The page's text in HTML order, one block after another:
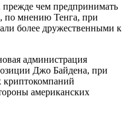
чем предпринимать
по мнению Тенга, при
более дружественными к
администрация
Джо Байдена, при
криптокомпаний
американских